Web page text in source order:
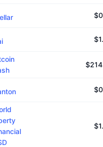
kê NFT giá cao nhất
tiền
$
$
$
$
$